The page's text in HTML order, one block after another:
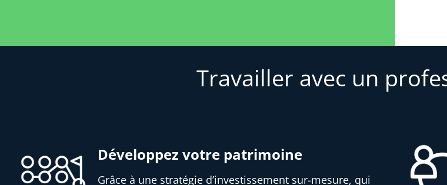
Travailler avec un
Développez votre patrimoine
Grâce à une stratégie d’investissement sur-mesure, qui